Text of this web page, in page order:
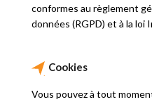
conformes au règlement
données (RGPD) et à la
Cookies
Vous pouvez à tout